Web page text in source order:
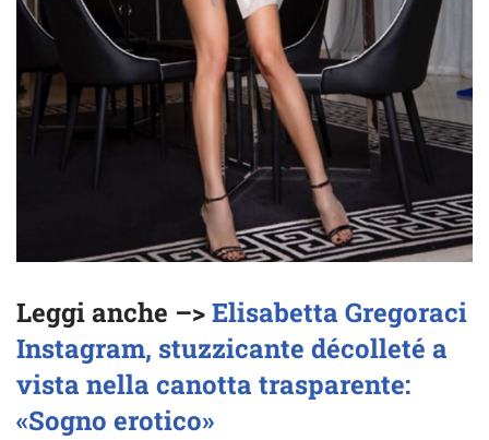
Leggi anche –>Elisabetta Gregoraci
Instagram, stuzzicante décolleté a
vista nella canotta trasparente:
«Sogno erotico»